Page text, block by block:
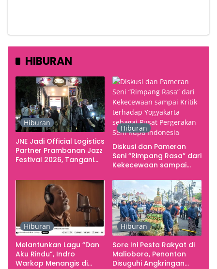
HIBURAN
Hiburan
JNE Jadi Official Logistics
Partner Prambanan Jazz
Festival 2026, Tangani
Kebutuhan Konser
Hiburan
Diskusi dan Pameran
Seni “Rimpang Rasa” dari
Kekecewaan sampai
Yogyakarta sebagai
Pusat Pergerakan Seni
Rupa Indonesia
Hiburan
Melantunkan Lagu “Dan
Aku Rindu”, Indro
Warkop Menangis di
Hiburan
Sore Ini Pesta Rakyat di
Malioboro, Penonton
Disuguhi Angkringan